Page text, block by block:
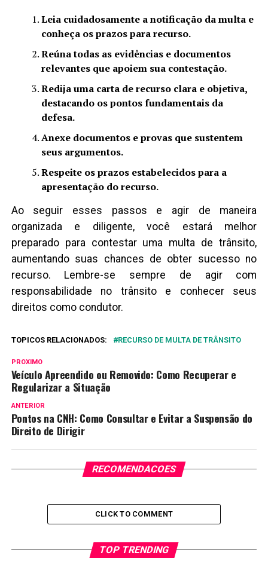
Leia cuidadosamente a notificação da multa e
conheça os prazos para recurso.
Reúna todas as evidências e documentos
relevantes que apoiem sua contestação.
Redija uma carta de recurso clara e objetiva,
destacando os pontos fundamentais da
defesa.
Anexe documentos e provas que sustentem
seus argumentos.
Respeite os prazos estabelecidos para a
apresentação do recurso.
Ao seguir esses passos e agir de maneira
organizada e diligente, você estará melhor
preparado para contestar uma multa de trânsito,
aumentando suas chances de obter sucesso no
recurso. Lembre-se sempre de agir com
responsabilidade no trânsito e conhecer seus
direitos como condutor.
TOPICOS RELACIONADOS: RECURSO DE MULTA DE TRÂNSITO
PROXIMO
Veículo Apreendido ou Removido: Como Recuperar e
Regularizar a Situação
ANTERIOR
Pontos na CNH: Como Consultar e Evitar a Suspensão do
Direito de Dirigir
RECOMENDACOES
CLICK TO COMMENT
TOP TRENDING